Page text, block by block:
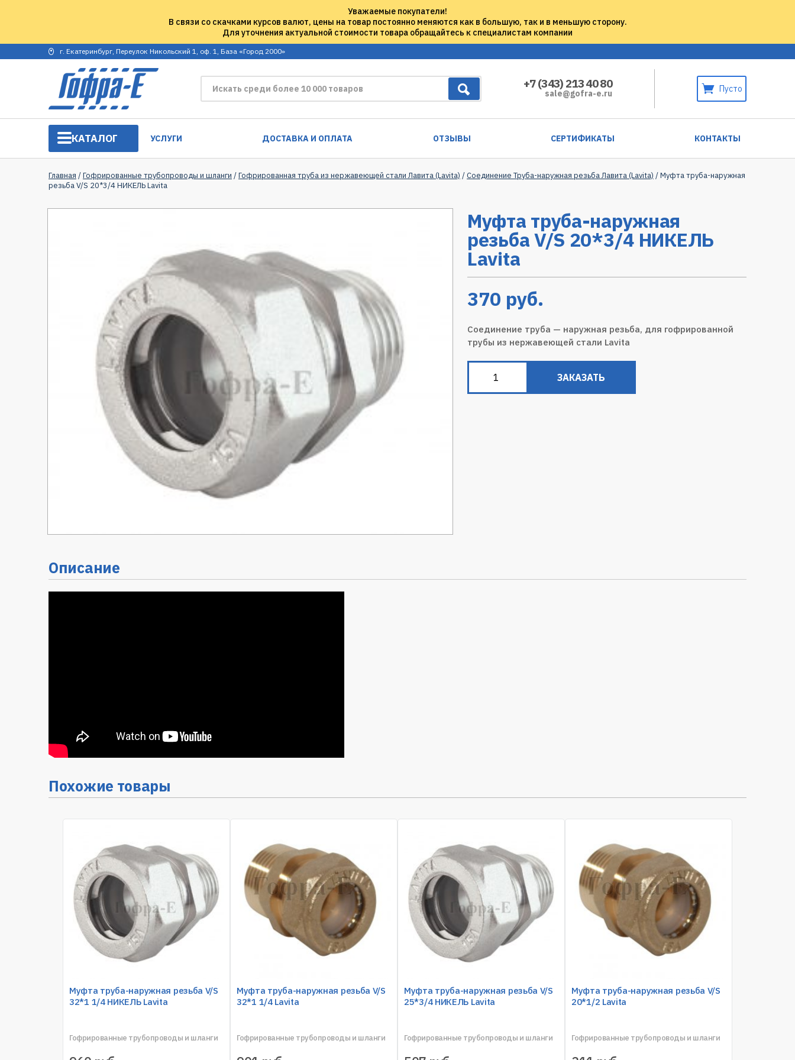
Уважаемые покупатели!
В связи со скачками курсов валют, цены на товар постоянно меняются как в большую, так и в меньшую сторону.
Для уточнения актуальной стоимости товара обращайтесь к специалистам компании
г. Екатеринбург, Переулок Никольский 1, оф. 1, База «Город 2000»
+7 (343) 213 40 80
sale@gofra-e.ru Пусто
КАТАЛОГ УСЛУГИ ДОСТАВКА И ОПЛАТА ОТЗЫВЫ СЕРТИФИКАТЫ КОНТАКТЫ
Главная /Гофрированные трубопроводы и шланги /Гофрированная труба из нержавеющей стали Лавита (Lavita) /Соединение Труба-наружная резьба Лавита (Lavita) / Муфта труба-наружная
резьба V/S 20*3/4 НИКЕЛЬ Lavita
Муфта труба-наружная
резьба V/S 20*3/4 НИКЕЛЬ
Lavita
370 руб.
Соединение труба — наружная резьба, для гофрированной
трубы из нержавеющей стали Lavita
ЗАКАЗАТЬ
Описание
Похожие товары
Муфта труба-наружная резьба V/S
32*1 1/4 НИКЕЛЬ Lavita
Гофрированные трубопроводы и шланги
Муфта труба-наружная резьба V/S
32*1 1/4 Lavita
Гофрированные трубопроводы и шланги
Муфта труба-наружная резьба V/S
25*3/4 НИКЕЛЬ Lavita
Гофрированные трубопроводы и шланги
Муфта труба-наружная резьба V/S
20*1/2 Lavita
Гофрированные трубопроводы и шланги